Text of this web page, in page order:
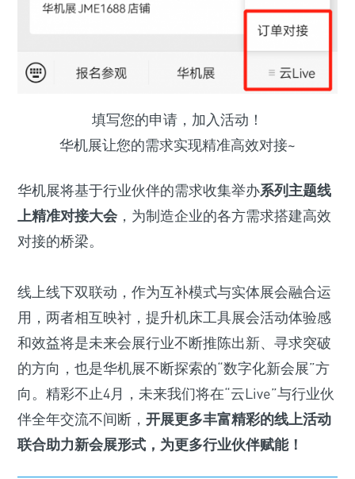
填写您的申请，加入活动！
华机展让您的需求实现精准高效对接~
华机展将基于行业伙伴的需求收集举办系列主题线
上精准对接大会，为制造企业的各方需求搭建高效
对接的桥梁。
线上线下双联动，作为互补模式与实体展会融合运
用，两者相互映衬，提升机床工具展会活动体验感
和效益将是未来会展行业不断推陈出新、寻求突破
的方向，也是华机展不断探索的“数字化新会展”方
向。精彩不止4月，未来我们将在“云Live”与行业伙
伴全年交流不间断， 开展更多丰富精彩的线上活动
联合助力新会展形式，为更多行业伙伴赋能！